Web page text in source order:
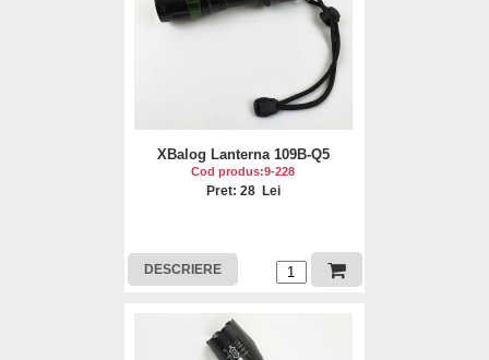
XBalog Lanterna 109B-Q5
Cod produs:9-228
Pret: 28 Lei
DESCRIERE